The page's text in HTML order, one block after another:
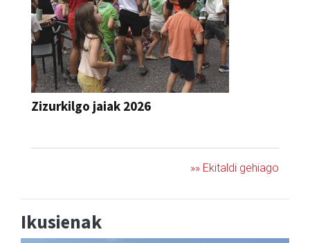
Zizurkilgo jaiak 2026
»» Ekitaldi gehiago
Ikusienak